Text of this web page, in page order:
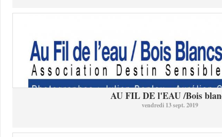
AU FIL DE l'EAU /Bois
vendredi 13 sept. 2019